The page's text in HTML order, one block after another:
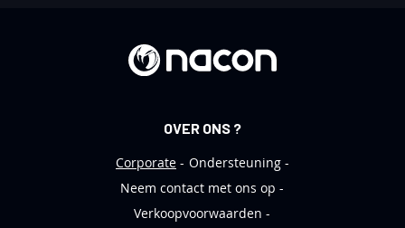
OVER ONS ?
Corporate
Ondersteuning
Neem contact met ons op
Verkoopvoorwaarden